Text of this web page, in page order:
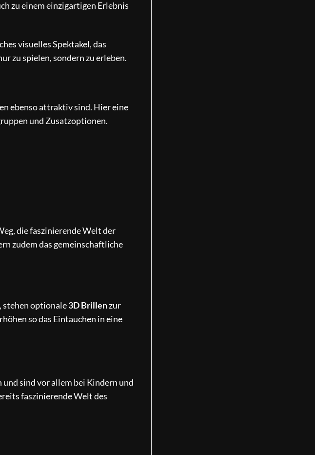
zu einem einzigartigen Erlebnis
visuelles Spektakel, das
zu spielen, sondern zu erleben.
ebenso attraktiv sind. Hier eine
und Zusatzoptionen.
die faszinierende Welt der
zudem das gemeinschaftliche
stehen optionale3D Brillenzur
so das Eintauchen in eine
sind vor allem bei Kindern und
faszinierende Welt des